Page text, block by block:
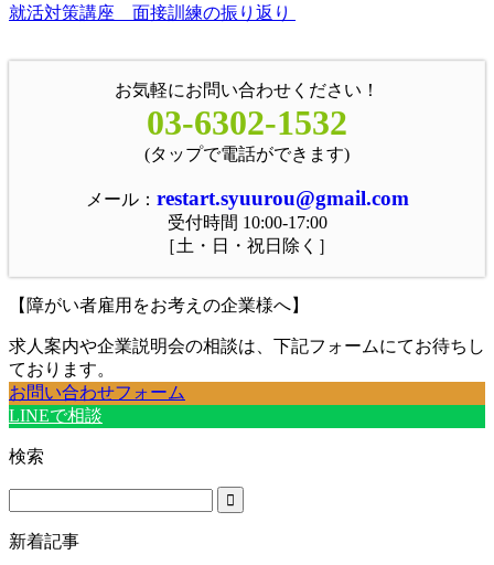
就活対策講座 面接訓練の振り返り
お気軽にお問い合わせください！
03-6302-1532
(タップで電話ができます)
メール： restart.syuurou@gmail.com
受付時間 10:00-17:00
［土・日・祝日除く］
【障がい者雇用をお考えの企業様へ】
求人案内や企業説明会の相談は、下記フォームにてお待ちし
ております。
お問い合わせフォーム
LINEで相談
検索
新着記事